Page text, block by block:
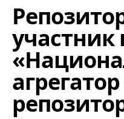
участник